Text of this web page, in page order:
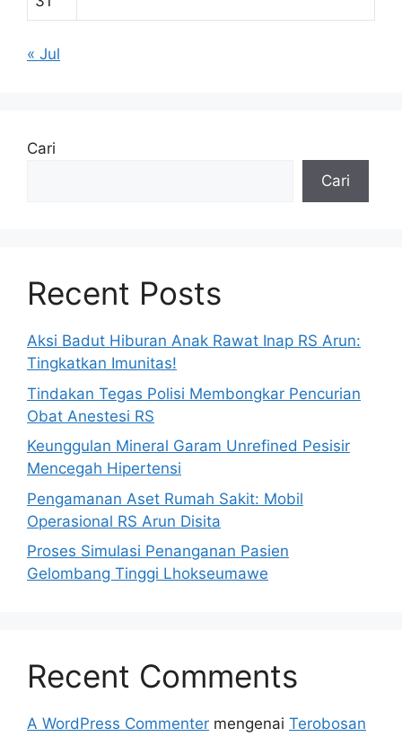
« Jul
Cari
Cari
Recent Posts
Aksi Badut Hiburan Anak Rawat Inap RS Arun:
Tingkatkan Imunitas!
Tindakan Tegas Polisi Membongkar Pencurian
Obat Anestesi RS
Keunggulan Mineral Garam Unrefined Pesisir
Mencegah Hipertensi
Pengamanan Aset Rumah Sakit: Mobil
Operasional RS Arun Disita
Proses Simulasi Penanganan Pasien
Gelombang Tinggi Lhokseumawe
Recent Comments
A WordPress Commenter mengenai Terobosan